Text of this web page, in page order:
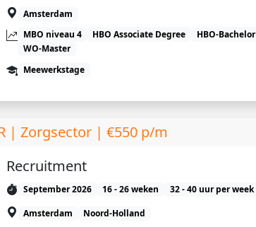
Amsterdam
MBO niveau 4
HBO Associate Degree HBO-Bachelor
WO-Master
Meewerkstage
| Zorgsector | €550 p/m
Recruitment
September 2026 16 - 26 weken
32 - 40 uur per week
Amsterdam
Noord-Holland